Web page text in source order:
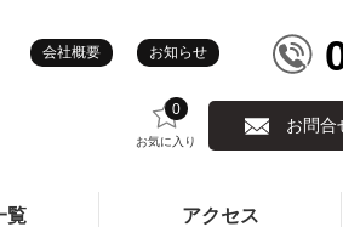
会社概要 お知らせ
0
お気に入り
お問合
覧 アクセス